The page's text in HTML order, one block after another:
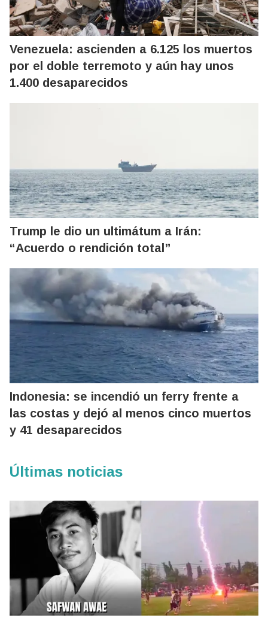
Venezuela: ascienden a 6.125 los muertos
por el doble terremoto y aún hay unos
1.400 desaparecidos
Trump le dio un ultimátum a Irán:
“Acuerdo o rendición total”
Indonesia: se incendió un ferry frente a
las costas y dejó al menos cinco muertos
y 41 desaparecidos
Últimas noticias